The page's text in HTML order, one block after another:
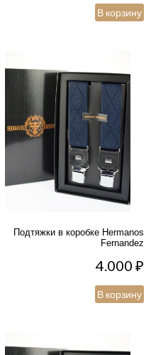
В корзину
Подтяжки в коробке Hermanos
Fernandez
4.000₽
В корзину